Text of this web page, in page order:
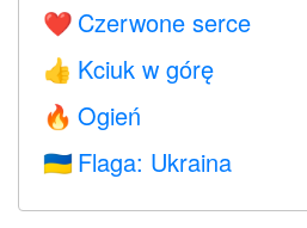
❤️ Czerwone serce
👍 Kciuk w górę
🔥 Ogień
🇺🇦 Flaga: Ukraina